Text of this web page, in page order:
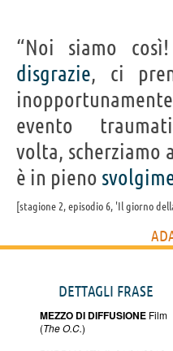
“Noi siamo
disgrazie, ci
evento
volta, scherziamo
è in pieno
stagione 2, episodio 6, 'Il giorno
DETTAGLI FRASE
MEZZO DI DIFFUSIONE Film
(The O.C.)